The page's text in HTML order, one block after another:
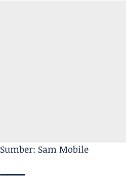
Sumber: Sam Mobile